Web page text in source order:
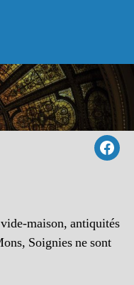
maison, antiquités
Soignies ne sont